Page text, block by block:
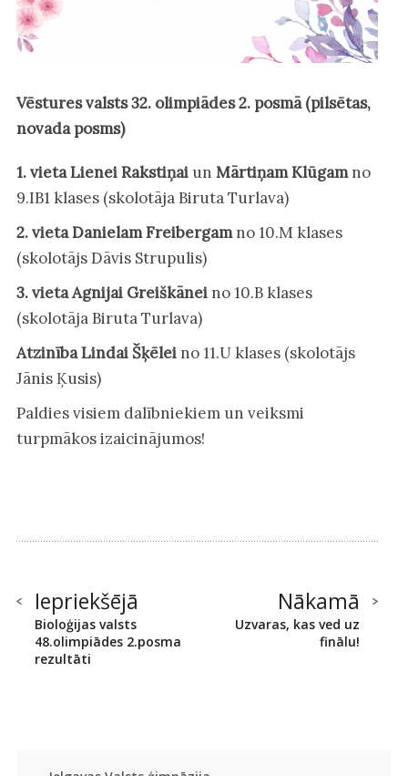
Vēstures valsts 32. olimpiādes 2. posmā (pilsētas,
novada posms)
1. vietaLienei Rakstiņaiun Mārtiņam Klūgamno
9.IB1 klases (skolotāja Biruta Turlava)
2. vieta Danielam Freibergamno 10.M klases
(skolotājs Dāvis Strupulis)
3. vieta Agnijai Greiškāneino 10.B klases
(skolotāja Biruta Turlava)
Atzinība Lindai Šķēleino 11.U klases (skolotājs
Jānis Ķusis)
Paldies visiem dalībniekiem un veiksmi
turpmākos izaicinājumos!
Iepriekšējā
Bioloģijas valsts
48.olimpiādes 2.posma
rezultāti
Nākamā
Uzvaras, kas ved uz
finālu!